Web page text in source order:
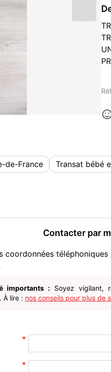
de-France Transat bébé
Contacter par
coordonnées
importants : Soyez vigilant,
À lire : nos conseils pour plus de